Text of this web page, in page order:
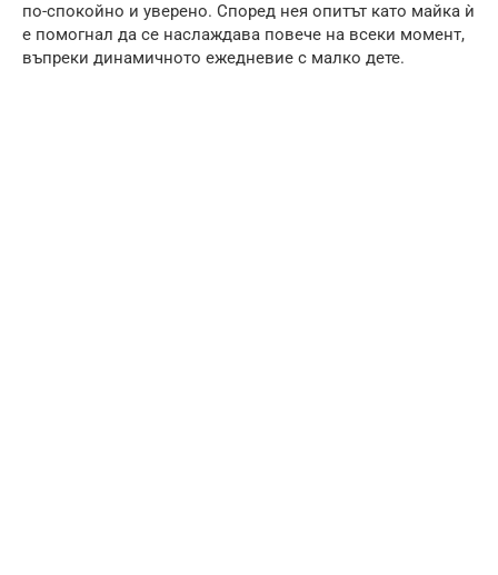
по-спокойно и уверено. Според нея опитът като майка ѝ
е помогнал да се наслаждава повече на всеки момент,
въпреки динамичното ежедневие с малко дете.